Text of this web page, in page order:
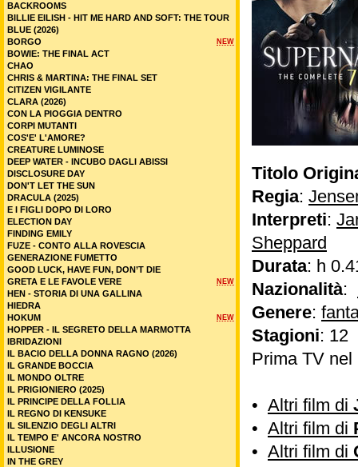
Titolo
Regia:
Interpreti:
Sheppard
Durata: h
Nazionalità:
Genere:
Stagioni: 12
Prima TV
• Altri film di
• Altri film di
• Altri film di
BACKROOMS
BILLIE EILISH - HIT ME HARD AND SOFT: THE TOUR
BLUE (2026)
NEW
BORGO
BOWIE: THE FINAL ACT
CHAO
CHRIS & MARTINA: THE FINAL SET
CITIZEN VIGILANTE
CLARA (2026)
CON LA PIOGGIA DENTRO
CORPI MUTANTI
COS'E' L'AMORE?
CREATURE LUMINOSE
DEEP WATER - INCUBO DAGLI ABISSI
DISCLOSURE DAY
DON'T LET THE SUN
DRACULA (2025)
E I FIGLI DOPO DI LORO
ELECTION DAY
FINDING EMILY
FUZE - CONTO ALLA ROVESCIA
GENERAZIONE FUMETTO
GOOD LUCK, HAVE FUN, DON’T DIE
NEW
GRETA E LE FAVOLE VERE
HEN - STORIA DI UNA GALLINA
HIEDRA
NEW
HOKUM
HOPPER - IL SEGRETO DELLA MARMOTTA
IBRIDAZIONI
IL BACIO DELLA DONNA RAGNO (2026)
IL GRANDE BOCCIA
IL MONDO OLTRE
IL PRIGIONIERO (2025)
IL PRINCIPE DELLA FOLLIA
IL REGNO DI KENSUKE
IL SILENZIO DEGLI ALTRI
IL TEMPO E' ANCORA NOSTRO
ILLUSIONE
IN THE GREY